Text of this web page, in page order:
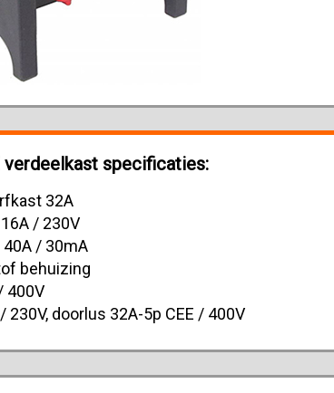
verdeelkast specificaties:
32A
/ 230V
/ 30mA
behuizing
400V
230V, doorlus 32A-5p CEE / 400V